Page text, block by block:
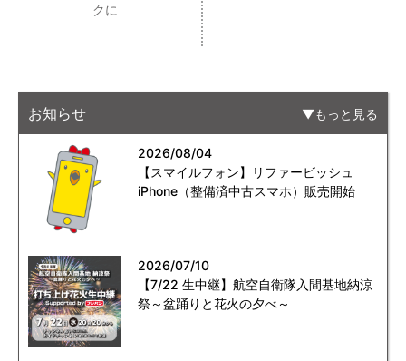
クに
お知らせ もっと見る
2026/08/04
【スマイルフォン】リファービッシュ
iPhone（整備済中古スマホ）販売開始
2026/07/10
【7/22 生中継】航空自衛隊入間基地納涼
祭～盆踊りと花火の夕べ～